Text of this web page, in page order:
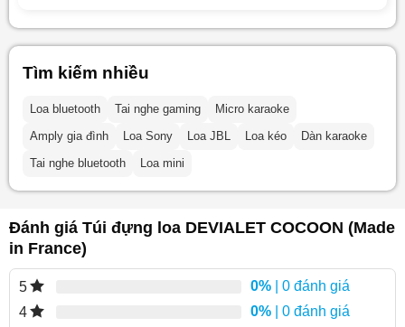
Tìm kiếm nhiều
Loa bluetooth Tai nghe gaming
Micro karaoke
Amply gia đình
Loa Sony Loa JBL Loa kéo
Dàn karaoke
Tai nghe bluetooth
Loa mini
Đánh giá Túi đựng loa DEVIALET COCOON (Made
in France)
5 0% | 0 đánh giá
4
0% | 0 đánh giá